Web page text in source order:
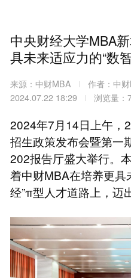
中央财经大学MBA
具未来适应力的“数
来源：中财MBA 作者：中
2024.07.22 18:29
浏览量：
2024年7月14日上午，
招生政策发布会暨第一
202报告厅盛大举行。
着中财MBA在培养更具
经”π型人才道路上，迈